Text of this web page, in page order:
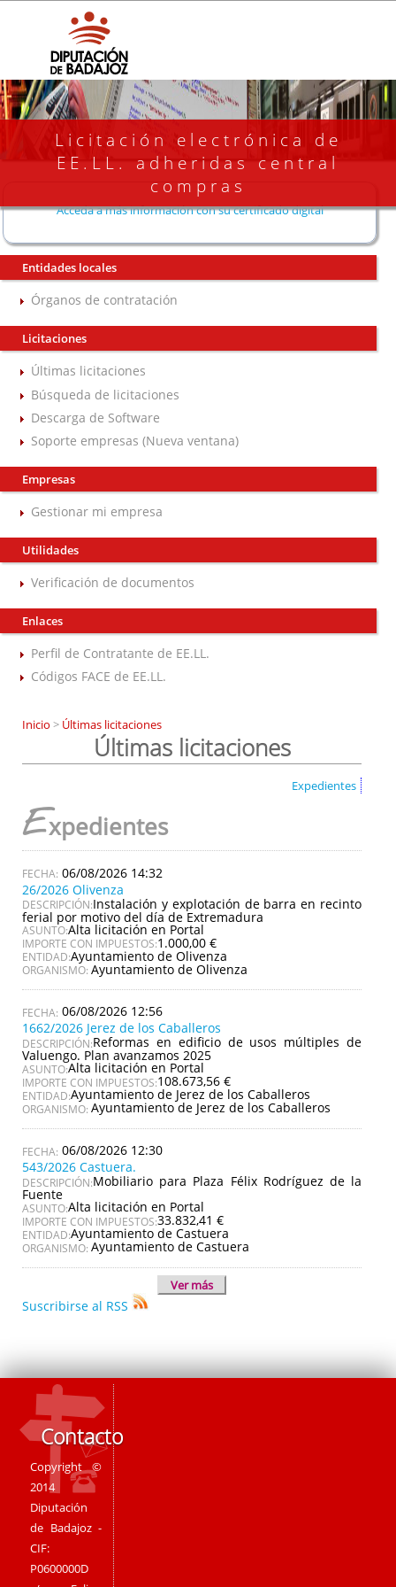
Licitación electrónica de
EE.LL. adheridas central
compras
Acceda a más información con su certificado digital
Entidades locales
Órganos de contratación
Licitaciones
Últimas licitaciones
Búsqueda de licitaciones
Descarga de Software
Soporte empresas (Nueva ventana)
Empresas
Gestionar mi empresa
Utilidades
Verificación de documentos
Enlaces
Perfil de Contratante de EE.LL.
Códigos FACE de EE.LL.
Inicio > Últimas licitaciones
Últimas licitaciones
Expedientes
Expedientes
06/08/2026 14:32
26/2026 Olivenza
DESCRIPCIÓN:Instalación y explotación de barra en recinto
ferial por motivo del día de Extremadura
ASUNTO:Alta licitación en Portal
IMPORTE CON IMPUESTOS:1.000,00 €
ENTIDAD:Ayuntamiento de Olivenza
ORGANISMO: Ayuntamiento de Olivenza
06/08/2026 12:56
1662/2026 Jerez de los Caballeros
DESCRIPCIÓN:Reformas en edificio de usos múltiples de
Valuengo. Plan avanzamos 2025
ASUNTO:Alta licitación en Portal
IMPORTE CON IMPUESTOS:108.673,56 €
ENTIDAD:Ayuntamiento de Jerez de los Caballeros
ORGANISMO: Ayuntamiento de Jerez de los Caballeros
06/08/2026 12:30
543/2026 Castuera.
DESCRIPCIÓN:Mobiliario para Plaza Félix Rodríguez de la
Fuente
ASUNTO:Alta licitación en Portal
IMPORTE CON IMPUESTOS:33.832,41 €
ENTIDAD:Ayuntamiento de Castuera
ORGANISMO: Ayuntamiento de Castuera
Ver más
Suscribirse al RSS
Contacto
Copyright ©
2014
Diputación
de Badajoz -
CIF:
P0600000D